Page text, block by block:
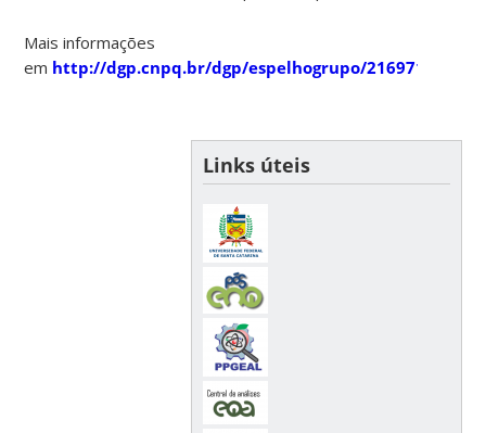
Mais informações
em http://dgp.cnpq.br/dgp/espelhogrupo/216971
Links úteis